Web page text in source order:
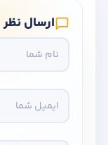
ارسال نظر